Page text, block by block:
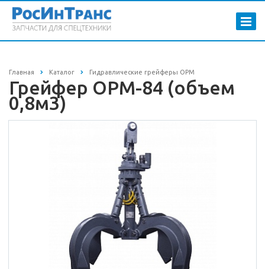
Главная Каталог Гидравлические грейферы ОРМ
Грейфер ОРМ-84 (объем
0,8м3)